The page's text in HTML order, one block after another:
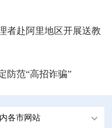
者赴阿里地区开展送教
防范“高招诈骗”
各市网站